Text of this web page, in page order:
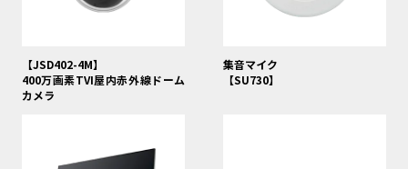
【JSD402-4M】
400万画素TVI屋内赤外線ドーム
カメラ
集音マイク
【SU730】